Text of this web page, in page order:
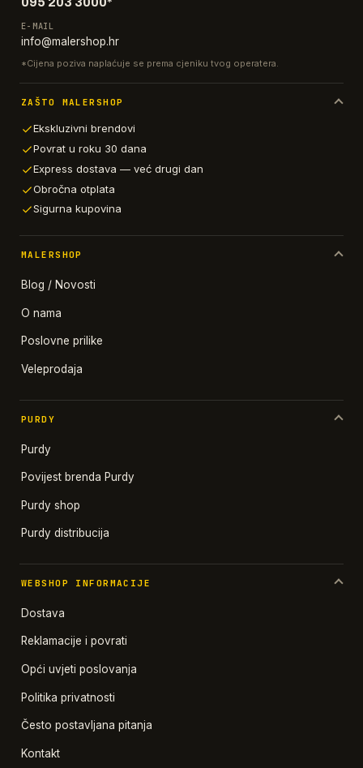
E-MAIL
info@malershop.hr
*Cijena poziva naplaćuje se prema cjeniku tvog operatera.
ZAŠTO MALERSHOP
Ekskluzivni brendovi
Povrat u roku 30 dana
Express dostava — već drugi dan
Obročna otplata
Sigurna kupovina
MALERSHOP
Blog / Novosti
O nama
Poslovne prilike
Veleprodaja
PURDY
Purdy
Povijest brenda Purdy
Purdy shop
Purdy distribucija
WEBSHOP INFORMACIJE
Dostava
Reklamacije i povrati
Opći uvjeti poslovanja
Politika privatnosti
Često postavljana pitanja
Kontakt